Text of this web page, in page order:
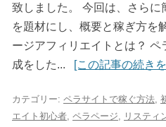
致しました。 今回は、さらに
を題材にし、概要と稼ぎ方を
ージアフィリエイトとは？
成をした...
[この記事の続き
カテゴリー: ペラサイトで稼ぐ方法,
エイト初心者, ペラページ, リスティ